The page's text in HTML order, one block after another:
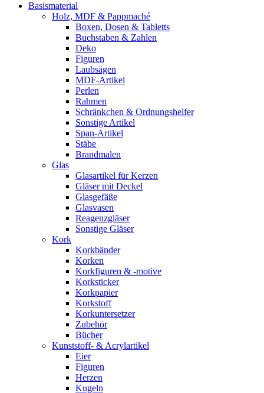
Basismaterial
Holz, MDF & Pappmaché
Boxen, Dosen & Tabletts
Buchstaben & Zahlen
Deko
Figuren
Laubsägen
MDF-Artikel
Perlen
Rahmen
Schränkchen & Ordnungshelfer
Sonstige Artikel
Span-Artikel
Stäbe
Brandmalen
Glas
Glasartikel für Kerzen
Gläser mit Deckel
Glasgefäße
Glasvasen
Reagenzgläser
Sonstige Gläser
Kork
Korkbänder
Korken
Korkfiguren & -motive
Korksticker
Korkpapier
Korkstoff
Korkuntersetzer
Zubehör
Bücher
Kunststoff- & Acrylartikel
Eier
Figuren
Herzen
Kugeln